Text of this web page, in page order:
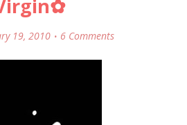
19, 2010 6 Comments